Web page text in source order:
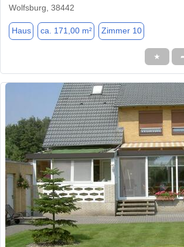
Wolfsburg, 38442
Haus ca. 171,00 m² Zimmer 10
★